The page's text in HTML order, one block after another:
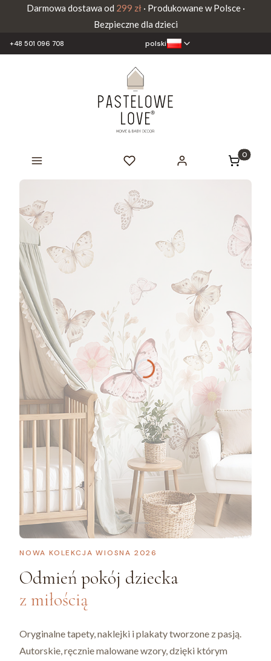
Darmowa dostawa od 299 zł· Produkowane w Polsce ·
Bezpieczne dla dzieci
+48 501 096 708 polski
Produkty
NOWA KOLEKCJA WIOSNA 2026
Odmień pokój dziecka
z miłością
Oryginalne tapety, naklejki i plakaty tworzone z pasją.
Autorskie, ręcznie malowane wzory, dzięki którym